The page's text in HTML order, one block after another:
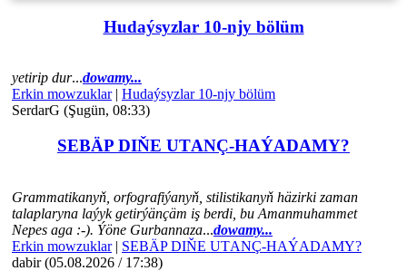
Hudaýsyzlar 10-njy bölüm
yetirip dur...dowamy...
Erkin mowzuklar| Hudaýsyzlar 10-njy bölüm
SerdarG (Şugün, 08:33)
SEBÄP DIŇE UTАNÇ-HАÝADАMY?
Grammatikanyň, orfografiýanyň, stilistikanyň häzirki zaman
talaplaryna laýyk getirýänçäm iş berdi, bu Amanmuhammet
Nepes aga :-). Ýöne Gurbannaza...dowamy...
Erkin mowzuklar| SEBÄP DIŇE UTАNÇ-HАÝADАMY?
dabir (05.08.2026 / 17:38)